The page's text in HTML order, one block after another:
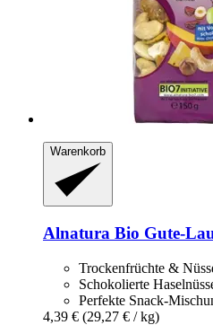
Warenkorb
Alnatura Bio Gute-​
Trockenfrüchte &
Schokolierte
Perfekte Snack-
4,39 € (29,27 € / kg)